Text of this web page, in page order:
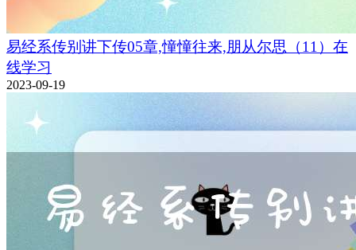
易经系传别讲下传05章,憧憧往来,朋从尔思（11）在
线学习
2023-09-19